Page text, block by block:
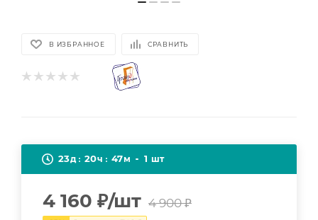
В ИЗБРАННОЕ СРАВНИТЬ
23д 20ч 47м 1 шт
4 160 ₽/шт 4 900₽